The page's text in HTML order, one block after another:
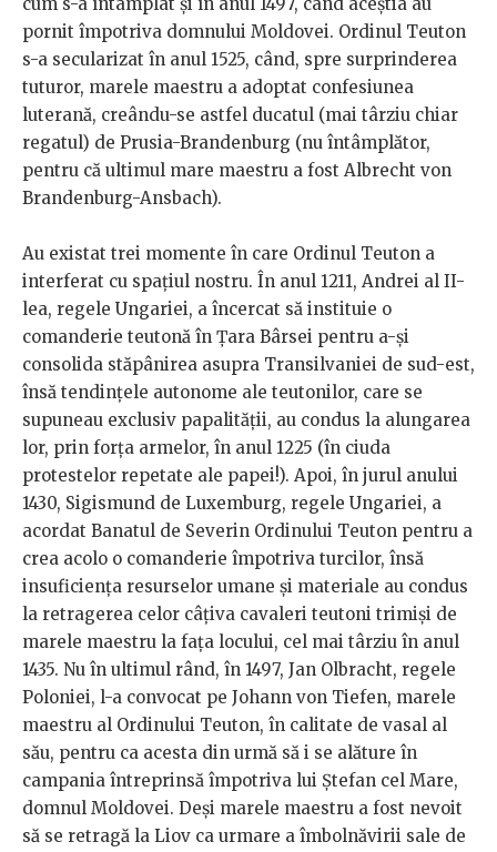
cum s-a întâmplat şi în anul 1497, când aceștia au
pornit împotriva domnului Moldovei. Ordinul Teuton
s-a secularizat în anul 1525, când, spre surprinderea
tuturor, marele maestru a adoptat confesiunea
luterană, creându-se astfel ducatul (mai târziu chiar
regatul) de Prusia-Brandenburg (nu întâmplător,
pentru că ultimul mare maestru a fost Albrecht von
Brandenburg-Ansbach).
Au existat trei momente în care Ordinul Teuton a
interferat cu spaţiul nostru. În anul 1211, Andrei al II-
lea, regele Ungariei, a încercat să instituie o
comanderie teutonă în Ţara Bârsei pentru a-şi
consolida stăpânirea asupra Transilvaniei de sud-est,
însă tendinţele autonome ale teutonilor, care se
supuneau exclusiv papalităţii, au condus la alungarea
lor, prin forţa armelor, în anul 1225 (în ciuda
protestelor repetate ale papei!). Apoi, în jurul anului
1430, Sigismund de Luxemburg, regele Ungariei, a
acordat Banatul de Severin Ordinului Teuton pentru a
crea acolo o comanderie împotriva turcilor, însă
insuficienţa resurselor umane şi materiale au condus
la retragerea celor câţiva cavaleri teutoni trimişi de
marele maestru la faţa locului, cel mai târziu în anul
1435. Nu în ultimul rând, în 1497, Jan Olbracht, regele
Poloniei, l-a convocat pe Johann von Tiefen, marele
maestru al Ordinului Teuton, în calitate de vasal al
său, pentru ca acesta din urmă să i se alăture în
campania întreprinsă împotriva lui Ştefan cel Mare,
domnul Moldovei. Deși marele maestru a fost nevoit
să se retragă la Liov ca urmare a îmbolnăvirii sale de